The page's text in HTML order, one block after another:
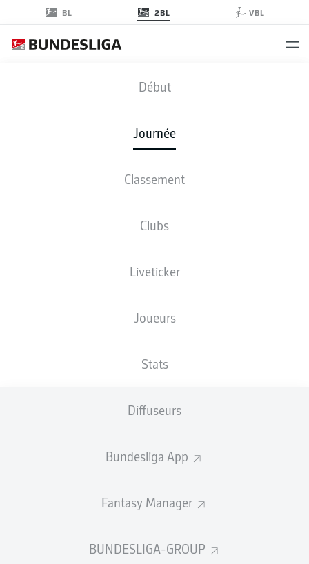
BL 2BL VBL
Début
Journée
Classement
Clubs
Liveticker
Joueurs
Stats
Diffuseurs
Bundesliga App
Fantasy Manager
BUNDESLIGA-GROUP
FCN - FCH
0 0
COMPOSITIONS STATISTIQUES